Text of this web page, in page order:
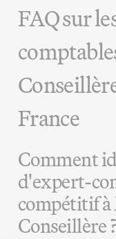
FAQ sur
France
Comment
d'expert-
compétitif
Conseillère